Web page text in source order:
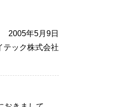
2005年5月9日
テック株式会社